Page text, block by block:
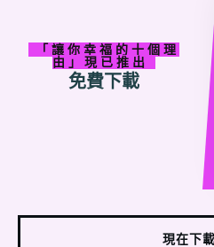
「 讓 你 幸福的十個理
由」現已 推出
免費下載
現在下載